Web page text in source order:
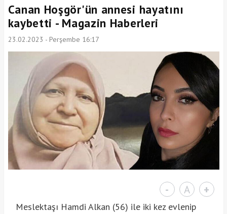
Canan Hoşgör'ün annesi hayatını
kaybetti - Magazin Haberleri
23.02.2023 - Perşembe 16:17
- A +
Meslektaşı Hamdi Alkan (56) ile iki kez evlenip